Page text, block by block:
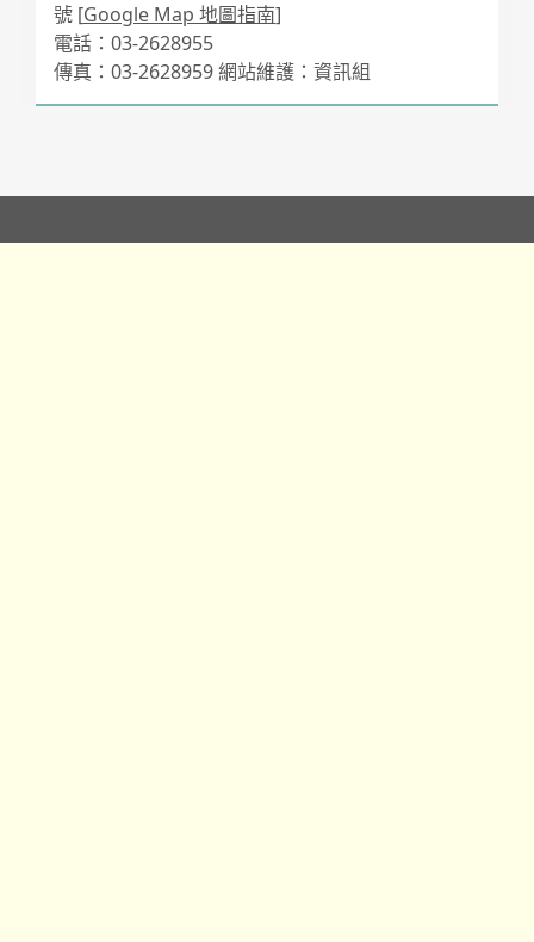
號 [Google Map 地圖指南]
電話：03-2628955
傳真：03-2628959 網站維護：資訊組